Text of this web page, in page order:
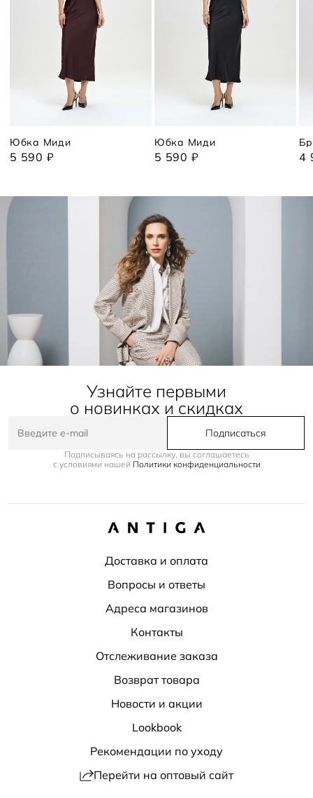
Юбка Миди
5 590 ₽
Юбка Миди
5 590 ₽ 4
Узнайте первыми
о новинках и скидках
Подписаться
Подписываясь на рассылку, вы соглашаетесь
с условиями нашей Политики конфиденциальности
Доставка и оплата
Вопросы и ответы
Адреса магазинов
Контакты
Отслеживание заказа
Возврат товара
Новости и акции
Lookbook
Рекомендации по уходу
Перейти на оптовый сайт